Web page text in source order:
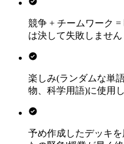
競争 + チームワーク
は決して失敗しません
楽しみ(ランダムな単
物、科学用語)に使用
予め作成したデッキ